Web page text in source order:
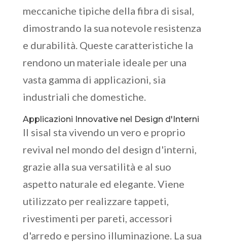
meccaniche tipiche della fibra di sisal,
dimostrando la sua notevole resistenza
e durabilità. Queste caratteristiche la
rendono un materiale ideale per una
vasta gamma di applicazioni, sia
industriali che domestiche.
Applicazioni Innovative nel Design d'Interni
Il sisal sta vivendo un vero e proprio
revival nel mondo del design d'interni,
grazie alla sua versatilità e al suo
aspetto naturale ed elegante. Viene
utilizzato per realizzare tappeti,
rivestimenti per pareti, accessori
d'arredo e persino illuminazione. La sua